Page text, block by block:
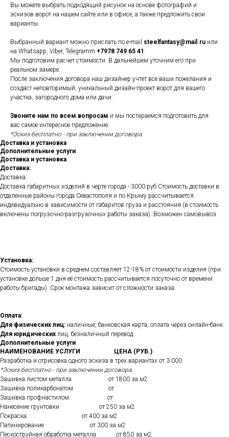
Вы можете выбрать подходящий рисунок на основе фотографий и
эскизов ворот на нашем сайте или в офисе, а также предложить свои
варианты.
Выбранный вариант можно прислать по e-mail steelfantasy@mail.ru или
на Whatsapp, Viber, Telegramm +7978 749 65 41 .
Мы подготовим расчет стоимости. В дальнейшем уточним его при
реальном замере.
После заключения договора наш дизайнер учтет все ваши пожелания и
создаст неповторимый, уникальный дизайн-проект ворот для вашего
участка, загородного дома или дачи.
Звоните нам по всем вопросам и мы постараемся подготовить для
вас самое интересное предложение.
*Эскиз бесплатно - при заключении договора.
Доставка и установка
Дополнительные услуги
Доставка и установка
Доставка:
Доставка:
Доставка габаритных изделий в черте города - 3000 руб.Стоимость доставки в
отдаленные районы города Севастополя и по Крыму рассчитывается
индивидуально в зависимости от габаритов груза и расстояния (в стоимость
включены погрузочно-разгрузочных работы заказа). Возможен самовывоз.
Установка:
Стоимость установки в среднем составляет 12-18% от стоимости изделия (при
установке дольше 1 дня её стоимость рассчитывается посуточно от времени
работы бригады). Срок монтажа зависит от сложности заказа.
Оплата:
Для физических лиц: наличные, банковская карта, оплата через онлайн-банк.
Для юридических лиц: безналичный перевод.
Дополнительные услуги
НАИМЕНОВАНИЕ УСЛУГИ
ЦЕНА (РУБ.)
Разработка и отрисовка одного эскиза в трех вариантах от 3 000
*Эскиз бесплатно - при заключении договора.
Зашивка листом металла от 1800 за м2
Зашивка поликарбонатом от
Зашивка профнастилом от
Нанесение грунтовки от 250 за м2
Покраска от 400 за м2
Патинирование от 300 за м2
Пескоструйная обработка металла от 850 за м2